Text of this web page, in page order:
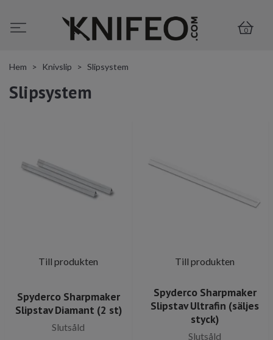
0
Hem Knivslip Slipsystem
Slipsystem
Till produkten
Spyderco Sharpmaker
Slipstav Diamant (2 st)
Slutsåld
Till produkten
Spyderco Sharpmaker
Slipstav Ultrafin (säljes
styck)
Slutsåld